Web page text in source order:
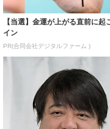
【当選】金運が上がる直前に起
イン
PR(合同会社デジタルファーム )